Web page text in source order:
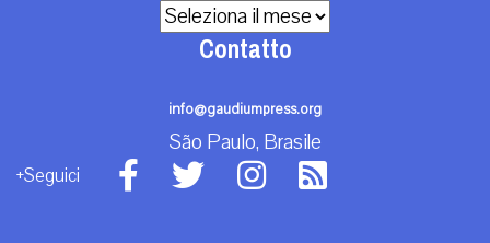
Archivio
Contatto
info@gaudiumpress.org
São Paulo, Brasile
+Seguici